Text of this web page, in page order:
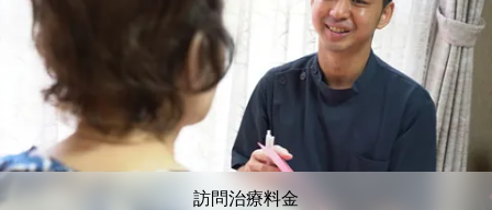
訪問治療料金